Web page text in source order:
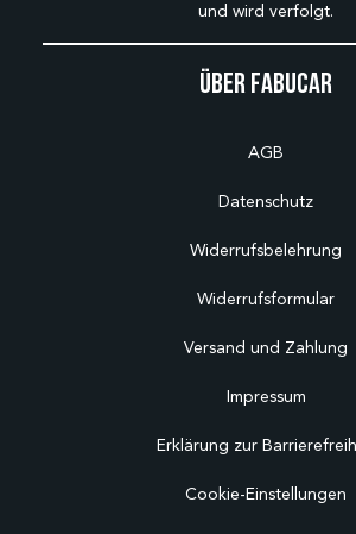
Über Fabucar
AGB
Datenschutz
Widerrufsbelehrung
Widerrufsformular
Versand und Zahlung
Impressum
Erklärung zur
Cookie-Einstellungen
und wird verfolgt.